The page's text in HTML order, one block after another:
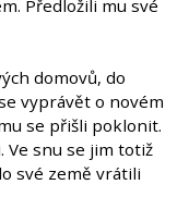
Předložili mu své
domovů, do
vyprávět o novém
se přišli poklonit.
Ve snu se jim totiž
své země vrátili